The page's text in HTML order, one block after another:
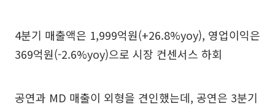
4분기 매출액은 1,999억원(+26.8%yoy), 영업이익은
369억원(-2.6%yoy)으로 시장 컨센서스 하회
공연과 MD 매출이 외형을 견인했는데, 공연은 3분기